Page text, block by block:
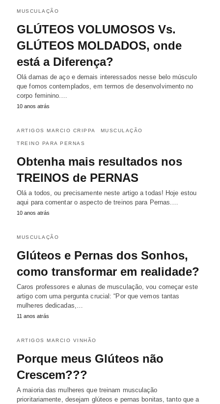
MUSCULAÇÃO
GLÚTEOS VOLUMOSOS Vs.
GLÚTEOS MOLDADOS, onde
está a Diferença?
Olá damas de aço e demais interessados nesse belo músculo
que fomos contemplados, em termos de desenvolvimento no
corpo feminino.…
10 anos atrás
ARTIGOS MARCIO CRIPPA MUSCULAÇÃO
TREINO PARA PERNAS
Obtenha mais resultados nos
TREINOS de PERNAS
Olá a todos, ou precisamente neste artigo a todas! Hoje estou
aqui para comentar o aspecto de treinos para Pernas.…
10 anos atrás
MUSCULAÇÃO
Glúteos e Pernas dos Sonhos,
como transformar em realidade?
Caros professores e alunas de musculação, vou começar este
artigo com uma pergunta crucial: “Por que vemos tantas
mulheres dedicadas,…
11 anos atrás
ARTIGOS MARCIO VINHÃO
Porque meus Glúteos não
Crescem???
A maioria das mulheres que treinam musculação
prioritariamente, desejam glúteos e pernas bonitas, tanto que a